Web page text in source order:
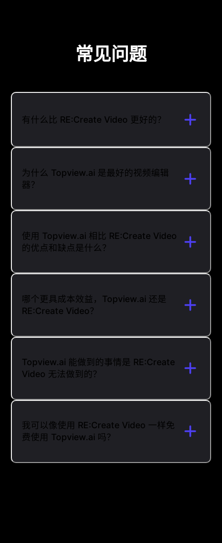
常见问题
有什么比 RE:Create Video 更好的？
为什么 Topview.ai 是最好的视频编辑
器？
使用 Topview.ai 相比 RE:Create Video
的优点和缺点是什么？
哪个更具成本效益，Topview.ai 还是
RE:Create Video？
Topview.ai 能做到的事情是 RE:Create
Video 无法做到的？
我可以像使用 RE:Create Video 一样免
费使用 Topview.ai 吗？